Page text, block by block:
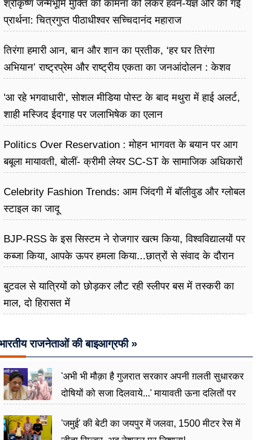
श्रीकृष्ण जन्मभूमि मुक्ति की कामना को लेकर हवन-यज्ञ और की गई
प्रार्थना: चित्रगुप्त पीठाधीश्वर सच्चिदानंद महाराज
तिरंगा हमारी आन, बान और शान का प्रतीक, ‘हर घर तिरंगा
अभियान’ राष्ट्रप्रेम और राष्ट्रीय एकता का जनआंदोलन : केशव
'आ रहे भगवाधारी', सोशल मीडिया पोस्ट के बाद मथुरा में हाई अलर्ट,
शाही मस्जिद ईदगाह पर जलाभिषेक का एलान
Politics Over Reservation : मोहन भागवत के बयान पर आग
बबूला मायावती, बोलीं- क्रीमी लेयर SC-ST के सामाजिक अधिकारों
Celebrity Fashion Trends: आम जिंदगी में बॉलीवुड और ग्लोबल
स्टाइल का जादू
BJP-RSS के इस सिस्टम ने रोजगार खत्म किया, विश्वविद्यालयों पर
कब्जा किया, आपके ऊपर हमला किया...छात्रों से संवाद के दौरान
बुटवल से यात्रियों को छोड़कर लौट रही स्लीपर बस में तस्करी का
माल, दो हिरासत में
राजनेताओं की बाइआग्रफी »
'अभी भी मौक़ा है गुजरात सरकार अपनी ग़लती सुधारकर
दोषियों को सजा दिलवाये...' मायावती ऊना दलितों पर
'जमुई' की बेटी का जयपुर में जलवा, 1500 मीटर रेस में